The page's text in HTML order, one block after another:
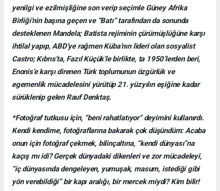
yenilgi ve ezilmişliğine son verip seçimle Güney Afrika
Birliği’nin başına geçen ve “Batı” tarafından da sonunda
desteklenen Mandela; Batista rejiminin çürümüşlüğüne karşı
ihtilal yapıp, ABD’ye rağmen Küba’nın lideri olan sosyalist
Castro; Kıbrıs’ta, Fazıl Küçük’le birlikte, ta 1950’lerden beri,
Enonis’e karşı direnen Türk toplumunun özgürlük ve
egemenlik mücadelesini yürütüp 21. yüzyılın eşiğine kadar
sürüklenip gelen Rauf Denktaş.
*Fotoğraf tutkusu için, “beni rahatlatıyor” deyimini kullanırdı.
Kendi kendime, fotoğraflarına bakarak çok düşündüm: Acaba
onun için fotoğraf çekmek, bilinçaltına, “kendi dünyası”na
kaçış mı idi? Gerçek dünyadaki dikenleri ve zor mücadeleyi,
“iç dünyasında dengeleyen, yumuşak, masum, istediği gibi
yön verebildiği” bir kapı aralığı, bir mercek miydi? Kim bilir!